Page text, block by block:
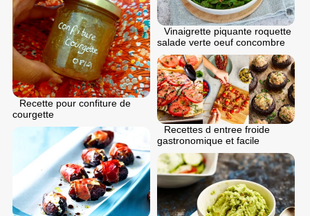
Vinaigrette piquante roquette
salade verte oeuf concombre
Recette pour confiture de
courgette
Recettes d entree froide
gastronomique et facile